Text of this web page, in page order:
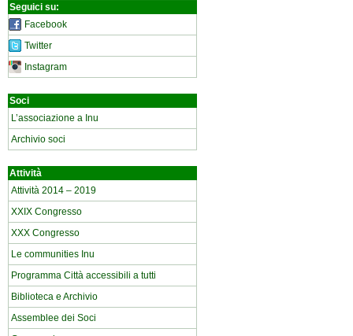
Seguici su:
Facebook
Twitter
Instagram
Soci
L’associazione a Inu
Archivio soci
Attività
Attività 2014 – 2019
XXIX Congresso
XXX Congresso
Le communities Inu
Programma Città accessibili a tutti
Biblioteca e Archivio
Assemblee dei Soci